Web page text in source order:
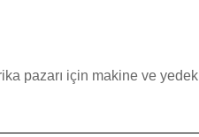
pazarı için makine ve yedek